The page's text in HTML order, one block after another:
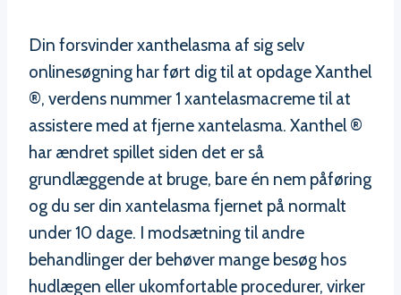
Din forsvinder xanthelasma af sig selv
onlinesøgning har ført dig til at opdage Xanthel
®, verdens nummer 1 xantelasmacreme til at
assistere med at fjerne xantelasma. Xanthel ®
har ændret spillet siden det er så
grundlæggende at bruge, bare én nem påføring
og du ser din xantelasma fjernet på normalt
under 10 dage. I modsætning til andre
behandlinger der behøver mange besøg hos
hudlægen eller ukomfortable procedurer, virker